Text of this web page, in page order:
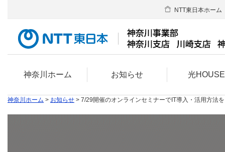
神奈川ホーム お知らせ 光HOUSE
NTT東日本ホーム
神奈川ホーム > お知らせ > 7/29開催のオンラインセミナーでIT導入・活用方法